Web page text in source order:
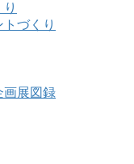
づくり
画展図録